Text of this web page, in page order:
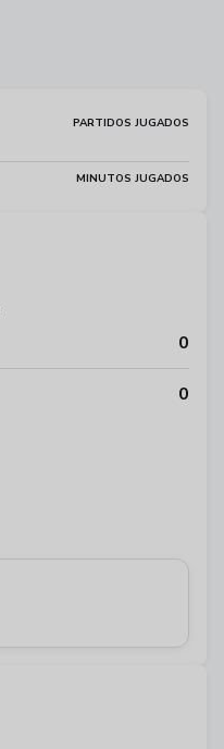
PARTIDOS JUGADOS
MINUTOS JUGADOS
0
0